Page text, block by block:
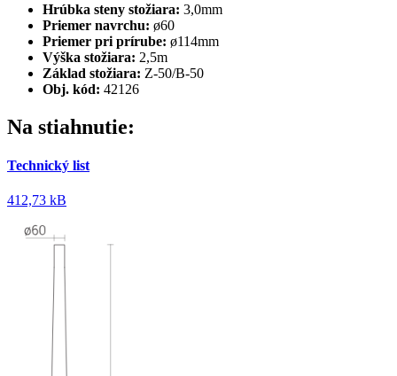
Hrúbka steny stožiara: 3,0mm
Priemer navrchu: ø60
Priemer pri prírube: ø114mm
Výška stožiara: 2,5m
Základ stožiara: Z-50/B-50
Obj. kód: 42126
Na stiahnutie:
Technický list
412,73 kB